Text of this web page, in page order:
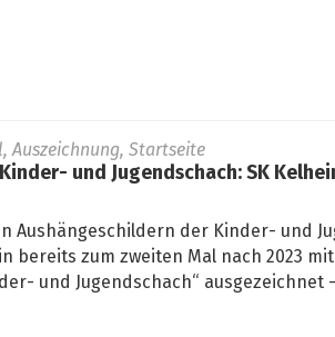
Auszeichnung, Startseite
und Jugendschach: SK
Aushängeschildern der Kinder- und
bereits zum zweiten Mal nach 2023
und Jugendschach“ ausgezeichnet